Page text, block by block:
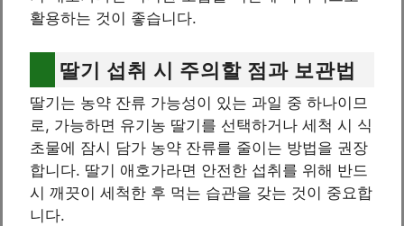
활용하는 것이 좋습니다.
딸기 섭취 시 주의할 점과 보관법
딸기는 농약 잔류 가능성이 있는 과일 중 하나이므
로, 가능하면 유기농 딸기를 선택하거나 세척 시 식
초물에 잠시 담가 농약 잔류를 줄이는 방법을 권장
합니다. 딸기 애호가라면 안전한 섭취를 위해 반드
시 깨끗이 세척한 후 먹는 습관을 갖는 것이 중요합
니다.